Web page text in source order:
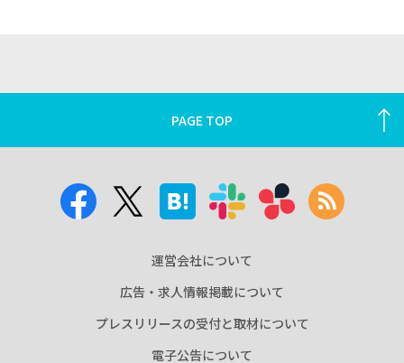
PAGE TOP
運営会社について
広告・求人情報掲載について
プレスリリースの受付と取材について
電子公告について